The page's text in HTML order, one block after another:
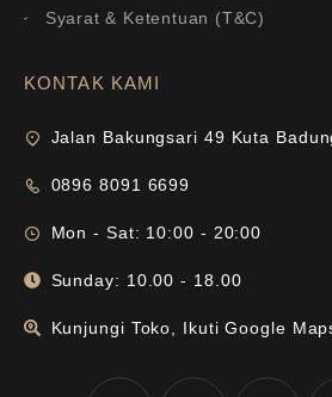
Syarat & Ketentuan (T&C)
KONTAK KAMI
Jalan Bakungsari 49 Kuta
0896 8091 6699
Mon - Sat: 10:00 - 20:00
Sunday: 10.00 - 18.00
Kunjungi Toko, Ikuti Google